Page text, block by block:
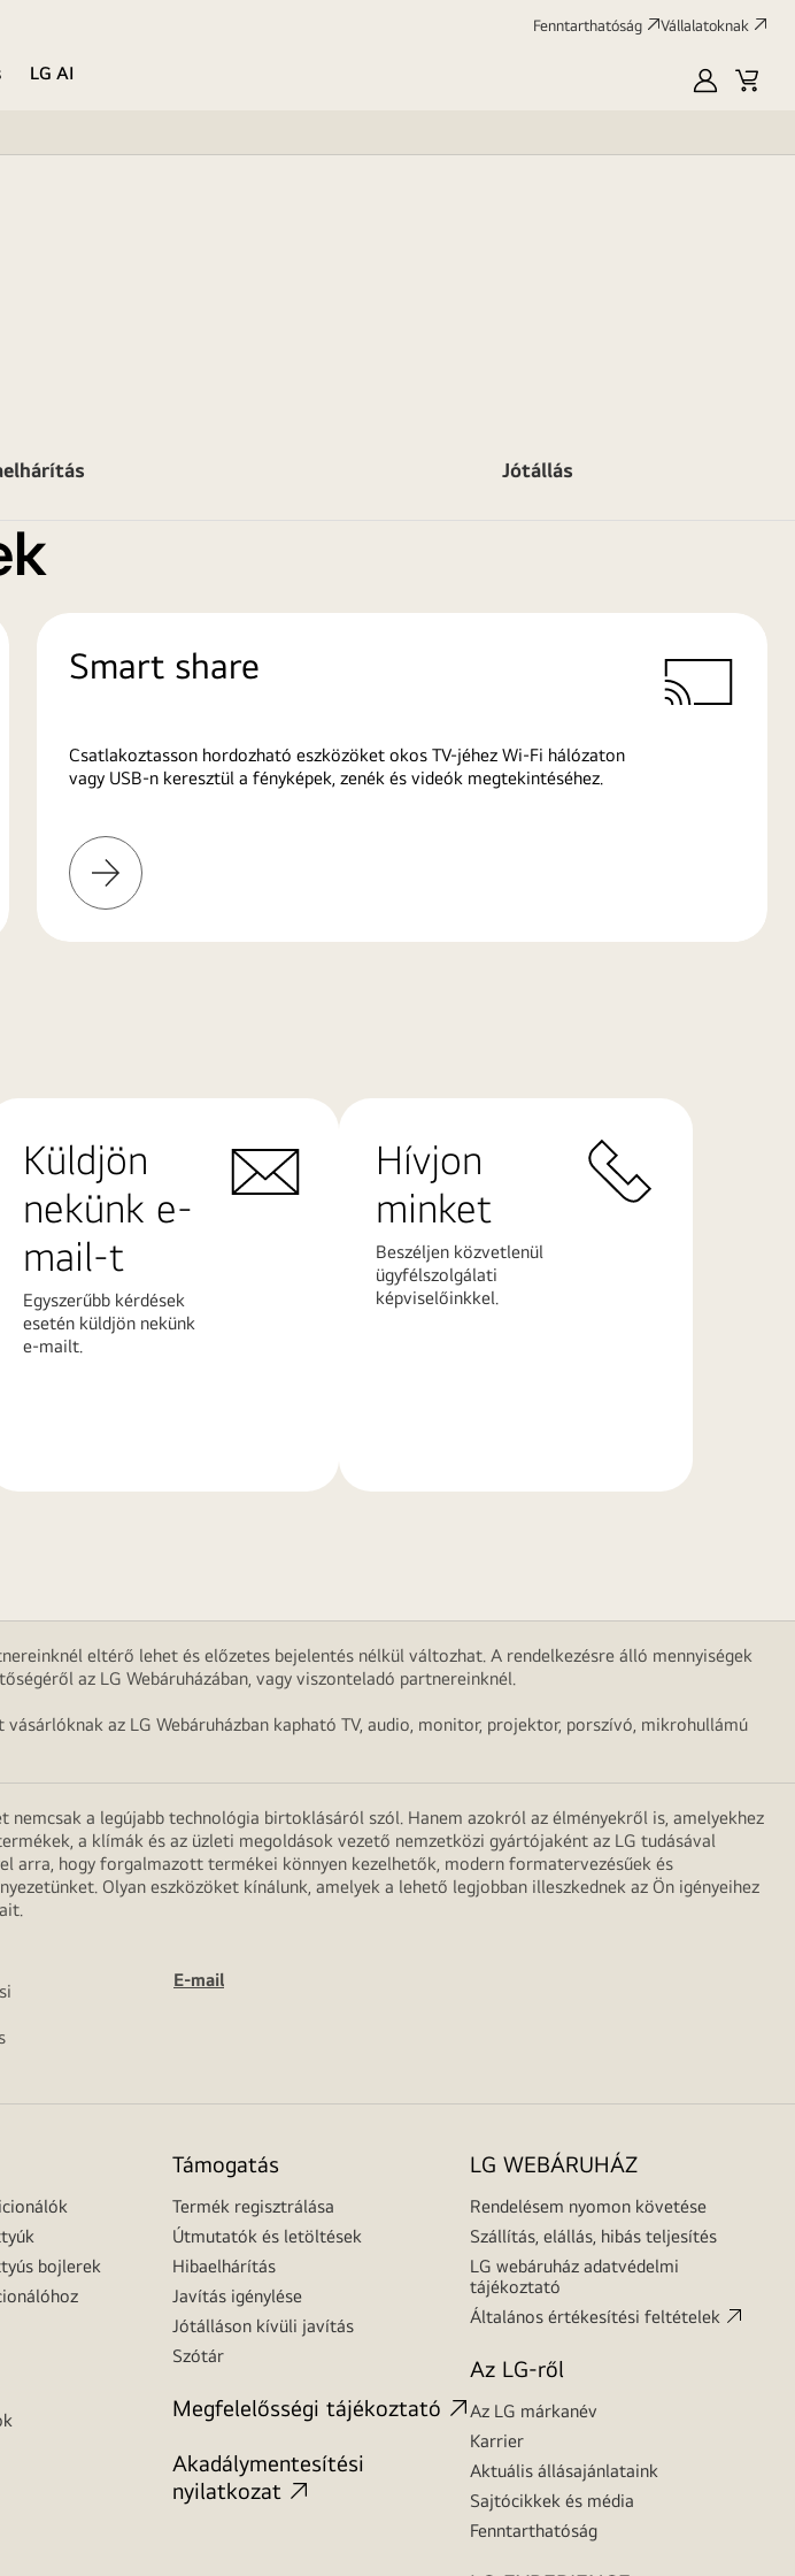
Fenntarthatóság Vállalatoknak
LG AI
SajátKosár
Jótállás
Smart share
Csatlakoztasson hordozható eszközöket okos TV-jéhez Wi-Fi hálózaton
vagy USB-n keresztül a fényképek, zenék és videók megtekintéséhez.
További
információk
Küldjön
nekünk e-
mail-t
Egyszerűbb kérdések
esetén küldjön nekünk
e-mailt.
Hívjon
minket
Beszéljen közvetlenül
ügyfélszolgálati
képviselőinkkel.
eltérő lehet és előzetes bejelentés nélkül változhat. A rendelkezésre álló mennyiségek
az LG Webáruházában, vagy viszonteladó partnereinknél.
az LG Webáruházban kapható TV, audio, monitor, projektor, porszívó, mikrohullámú
a legújabb technológia birtoklásáról szól. Hanem azokról az élményekről is, amelyekhez
a klímák és az üzleti megoldások vezető nemzetközi gyártójaként az LG tudásával
arra, hogy forgalmazott termékei könnyen kezelhetők, modern formatervezésűek és
Olyan eszközöket kínálunk, amelyek a lehető legjobban illeszkednek az Ön igényeihez
E-mail
bojlerek
Támogatás
Termék regisztrálása
Útmutatók és letöltések
Hibaelhárítás
Javítás igénylése
Jótálláson kívüli javítás
Szótár
Megfelelősségi tájékoztató
Akadálymentesítési
nyilatkozat
LG WEBÁRUHÁZ
Rendelésem nyomon követése
Szállítás, elállás, hibás teljesítés
LG webáruház adatvédelmi
tájékoztató
Általános értékesítési feltételek
Az LG-ről
Az LG márkanév
Karrier
Aktuális állásajánlataink
Sajtócikkek és média
Fenntarthatóság